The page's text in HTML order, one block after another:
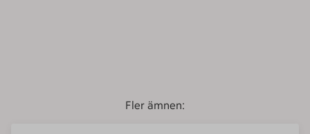
Fler ämnen: